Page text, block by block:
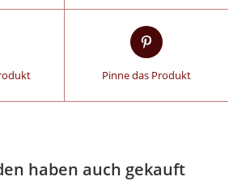
Pinne das Produkt
haben auch gekauft